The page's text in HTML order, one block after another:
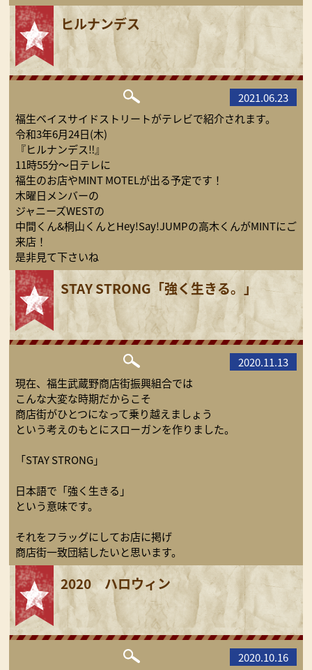
ヒルナンデス
2021.06.23
福生ベイスサイドストリートがテレビで紹介されます。
令和3年6月24日(木)
『ヒルナンデス‼︎』
11時55分〜日テレに
福生のお店やMINT MOTELが出る予定です！
木曜日メンバーの
ジャニーズWESTの
中間くん&桐山くんとHey!Say!JUMPの高木くんがMINTにご
来店！
是非見て下さいね
STAY STRONG「強く生きる。」
2020.11.13
現在、福生武蔵野商店街振興組合では
こんな大変な時期だからこそ
商店街がひとつになって乗り越えましょう
という考えのもとにスローガンを作りました。
「STAY STRONG」
日本語で「強く生きる」
という意味です。
それをフラッグにしてお店に掲げ
商店街一致団結したいと思います。
2020 ハロウィン
2020.10.16